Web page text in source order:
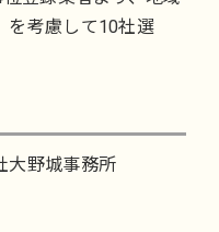
を考慮して10社選
大野城事務所